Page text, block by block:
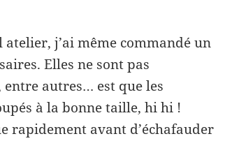
atelier, j’ai même commandé un
Elles ne sont pas
entre autres… est que les
à la bonne taille, hi hi !
rapidement avant d’échafauder